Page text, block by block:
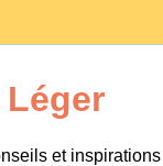
et inspirations